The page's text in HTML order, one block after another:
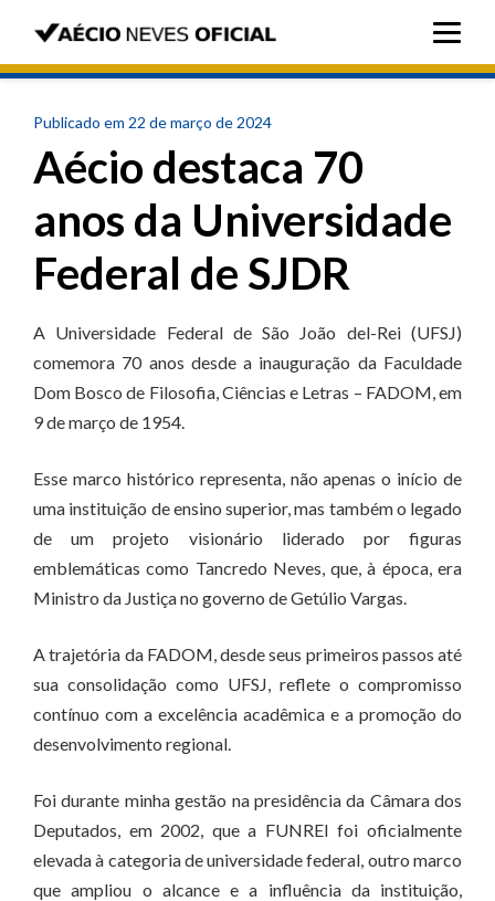
Publicado em 22 de março de 2024
Aécio destaca 70
anos da Universidade
Federal de SJDR
A Universidade Federal de São João del-Rei (UFSJ)
comemora 70 anos desde a inauguração da Faculdade
Dom Bosco de Filosofia, Ciências e Letras – FADOM, em
9 de março de 1954.
Esse marco histórico representa, não apenas o início de
uma instituição de ensino superior, mas também o legado
de um projeto visionário liderado por figuras
emblemáticas como Tancredo Neves, que, à época, era
Ministro da Justiça no governo de Getúlio Vargas.
A trajetória da FADOM, desde seus primeiros passos até
sua consolidação como UFSJ, reflete o compromisso
contínuo com a excelência acadêmica e a promoção do
desenvolvimento regional.
Foi durante minha gestão na presidência da Câmara dos
Deputados, em 2002, que a FUNREI foi oficialmente
elevada à categoria de universidade federal, outro marco
que ampliou o alcance e a influência da instituição,